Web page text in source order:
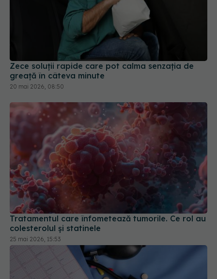
Zece soluții rapide care pot calma senzația de
greață în câteva minute
20 mai 2026, 08:50
Tratamentul care înfometează tumorile. Ce rol au
colesterolul și statinele
25 mai 2026, 15:53